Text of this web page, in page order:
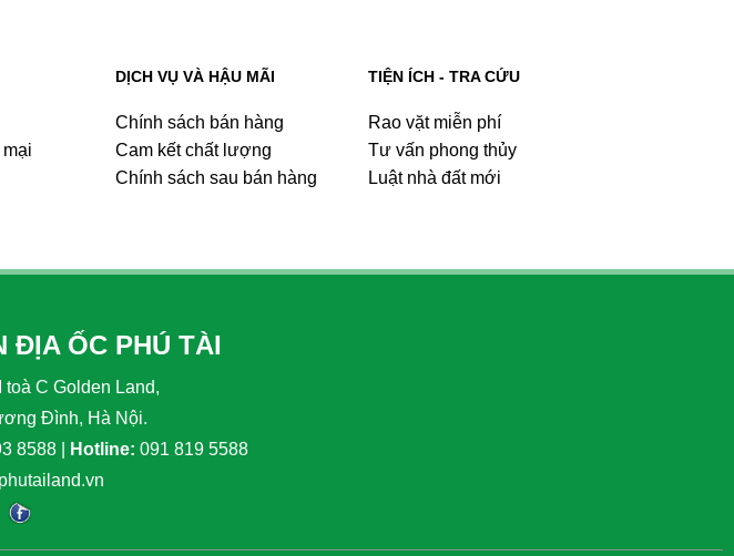
DỊCH VỤ VÀ HẬU MÃI
Chính sách bán hàng
Cam kết chất lượng
Chính sách sau bán hàng
TIỆN ÍCH - TRA CỨU
Rao vặt miễn phí
Tư vấn phong thủy
Luật nhà đất mới
ĐỊA ỐC PHÚ TÀI
toà C Golden Land,
Đình, Hà Nội.
8588 | Hotline: 091 819 5588